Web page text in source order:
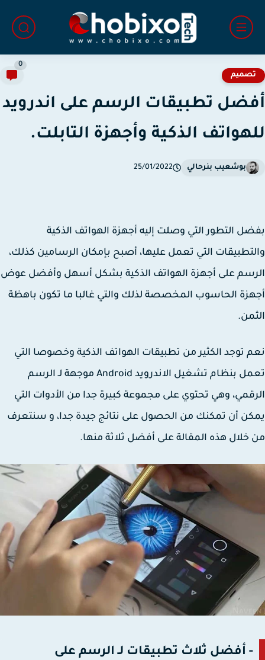
تطبيقات الرسم على اندرويد
الذكية وأجهزة التابلت.
بوشعيب بنرحالي 25/01/2022
التطور التي وصلت إليه أجهزة الهواتف الذكية
التي تعمل عليها، أصبح بإمكان الرسامين كذلك،
على أجهزة الهواتف الذكية بشكل أسهل وأفضل عوض
الحاسوب المخصصة لذلك والتي غالبا ما تكون باهظة
توجد الكثير من تطبيقات الهواتف الذكية وخصوصا التي
تعمل بنظام تشغيل الاندرويد Android موجهة لـ الرسم
وهي تحتوي على مجموعة كبيرة جدا من الأدوات التي
أن تمكنك من الحصول على نتائج جيدة جدا، و سنتعرف
خلال هذه المقالة على أفضل ثلاثة منها.
- أفضل ثلاث تطبيقات لـ الرسم على